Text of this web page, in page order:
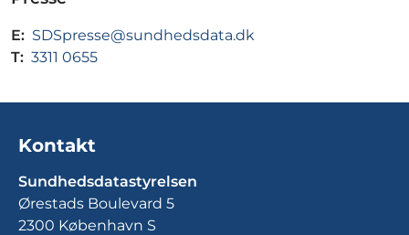
E: SDSpresse@sundhedsdata.dk
T: 3311 0655
Kontakt
Sundhedsdatastyrelsen
Ørestads Boulevard 5
2300 København S